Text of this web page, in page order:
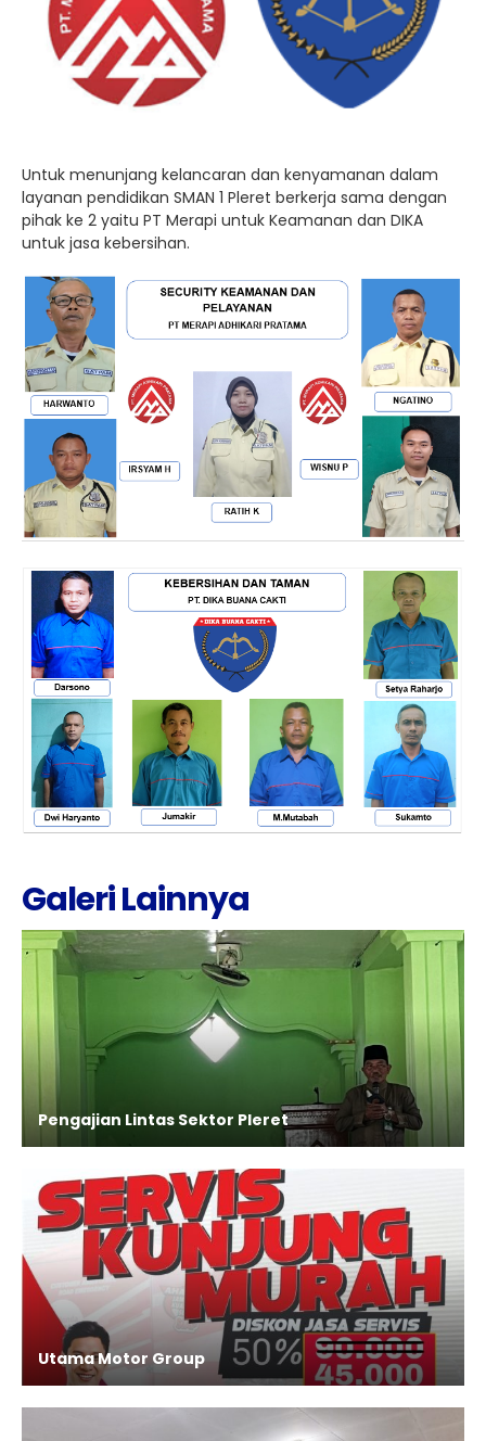
Untuk menunjang kelancaran dan kenyamanan dalam
layanan pendidikan SMAN 1 Pleret berkerja sama dengan
pihak ke 2 yaitu PT Merapi untuk Keamanan dan DIKA
untuk jasa kebersihan.
Galeri Lainnya
Pengajian Lintas Sektor Pleret
Utama Motor Group